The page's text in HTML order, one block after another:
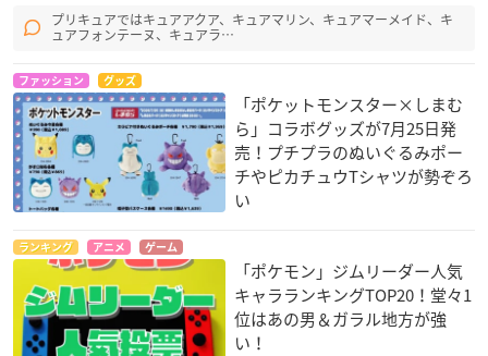
プリキュアではキュアアクア、キュアマリン、キュアマーメイド、キ
ュアフォンテーヌ、キュアラ…
ファッション グッズ
「ポケットモンスター×しまむ
ら」コラボグッズが7月25日発
売！プチプラのぬいぐるみポー
チやピカチュウTシャツが勢ぞろ
い
ランキング アニメ ゲーム
「ポケモン」ジムリーダー人気
キャラランキングTOP20！堂々1
位はあの男＆ガラル地方が強
い！